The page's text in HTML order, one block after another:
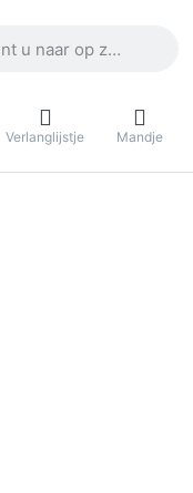
Verlanglijstje Mandje